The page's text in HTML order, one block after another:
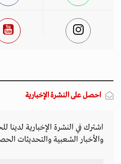
احصل على النشرة الإخبارية
اشترك في النشرة الإخبارية لدينا
والأخبار الشعبية والتحديثات